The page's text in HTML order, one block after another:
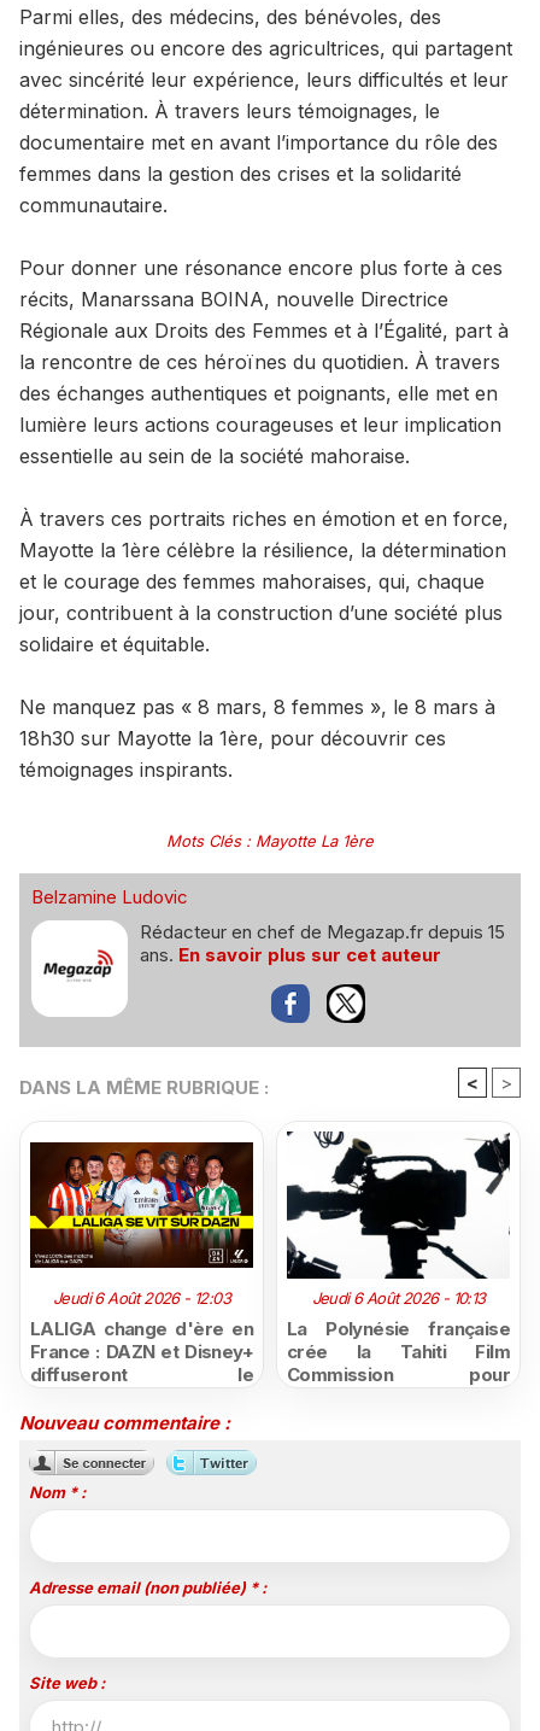
Parmi elles, des médecins, des bénévoles, des
ingénieures ou encore des agricultrices, qui partagent
avec sincérité leur expérience, leurs difficultés et leur
détermination. À travers leurs témoignages, le
documentaire met en avant l’importance du rôle des
femmes dans la gestion des crises et la solidarité
communautaire.
Pour donner une résonance encore plus forte à ces
récits, Manarssana BOINA, nouvelle Directrice
Régionale aux Droits des Femmes et à l’Égalité, part à
la rencontre de ces héroïnes du quotidien. À travers
des échanges authentiques et poignants, elle met en
lumière leurs actions courageuses et leur implication
essentielle au sein de la société mahoraise.
À travers ces portraits riches en émotion et en force,
Mayotte la 1ère célèbre la résilience, la détermination
et le courage des femmes mahoraises, qui, chaque
jour, contribuent à la construction d’une société plus
solidaire et équitable.
Ne manquez pas « 8 mars, 8 femmes », le 8 mars à
18h30 sur Mayotte la 1ère, pour découvrir ces
témoignages inspirants.
Mots Clés: Mayotte La 1ère
Belzamine Ludovic
Rédacteur en chef de Megazap.fr depuis 15
ans. En savoir plus sur cet auteur
DANS LA MÊME RUBRIQUE : < >
Jeudi 6 Août 2026 - 12:03
LALIGA change d'ère en
France : DAZN et Disney+
diffuseront le
jusqu'en 2029, un revers
Jeudi 6 Août 2026 - 10:13
La Polynésie française
crée la Tahiti Film
Commission pour
Nouveau commentaire :
Nom * :
Adresse email (non publiée) * :
Site web :